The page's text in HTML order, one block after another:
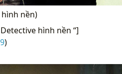
hình nền)
hình nền “]
)